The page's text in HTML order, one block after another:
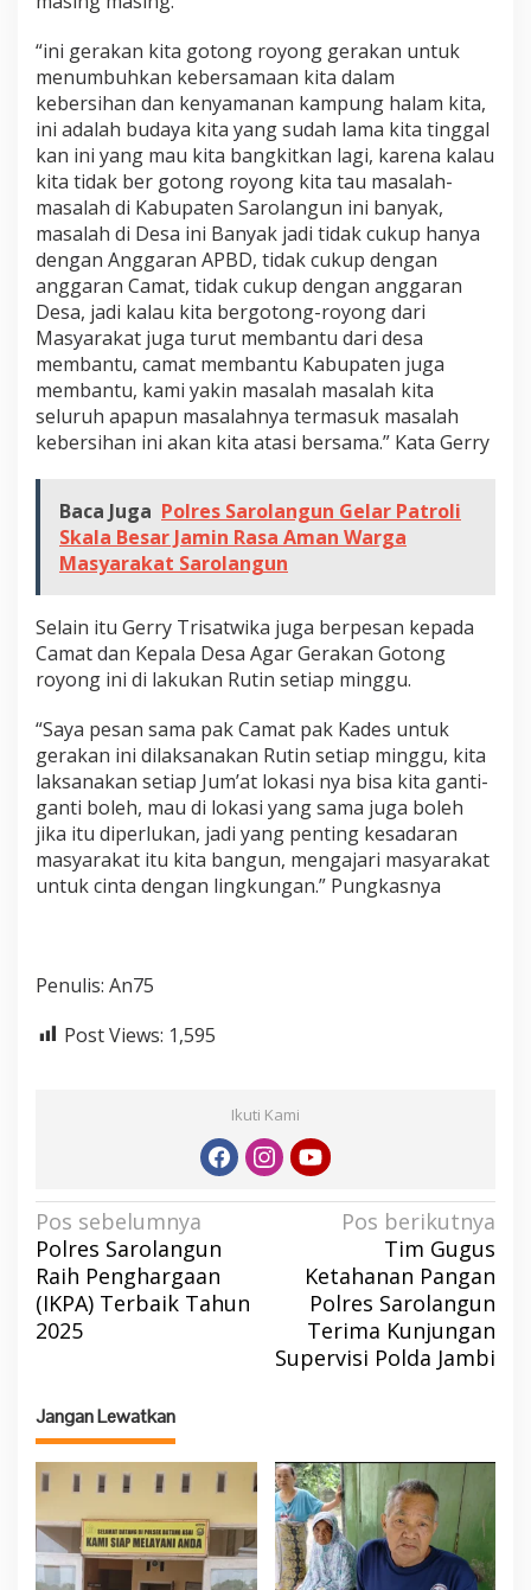
“ini gerakan kita gotong royong gerakan untuk
menumbuhkan kebersamaan kita dalam
kebersihan dan kenyamanan kampung halam kita,
ini adalah budaya kita yang sudah lama kita tinggal
kan ini yang mau kita bangkitkan lagi, karena kalau
kita tidak ber gotong royong kita tau masalah-
masalah di Kabupaten Sarolangun ini banyak,
masalah di Desa ini Banyak jadi tidak cukup hanya
dengan Anggaran APBD, tidak cukup dengan
anggaran Camat, tidak cukup dengan anggaran
Desa, jadi kalau kita bergotong-royong dari
Masyarakat juga turut membantu dari desa
membantu, camat membantu Kabupaten juga
membantu, kami yakin masalah masalah kita
seluruh apapun masalahnya termasuk masalah
kebersihan ini akan kita atasi bersama.” Kata Gerry
Baca Juga Polres Sarolangun Gelar Patroli
Skala Besar Jamin Rasa Aman Warga
Masyarakat Sarolangun
Selain itu Gerry Trisatwika juga berpesan kepada
Camat dan Kepala Desa Agar Gerakan Gotong
royong ini di lakukan Rutin setiap minggu.
“Saya pesan sama pak Camat pak Kades untuk
gerakan ini dilaksanakan Rutin setiap minggu, kita
laksanakan setiap Jum’at lokasi nya bisa kita ganti-
ganti boleh, mau di lokasi yang sama juga boleh
jika itu diperlukan, jadi yang penting kesadaran
masyarakat itu kita bangun, mengajari masyarakat
untuk cinta dengan lingkungan.” Pungkasnya
Penulis: An75
Post Views: 1,595
Ikuti Kami
N
a
v
i
s
i
p
o
s
Pos sebelumnya
Polres Sarolangun
Raih Penghargaan
(IKPA) Terbaik Tahun
2025
Pos berikutnya
Tim Gugus
Ketahanan Pangan
Polres Sarolangun
Terima Kunjungan
Supervisi Polda Jambi
Jangan Lewatkan